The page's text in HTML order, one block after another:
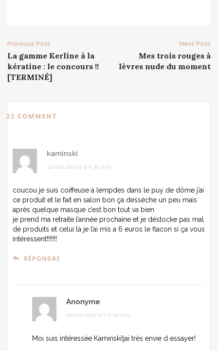
Post
navigation
Previous Post
La gamme Kerline à la
kératine : le concours !!
[TERMINÉ]
Next Post
Mes trois rouges à
lèvres nude du moment
22 COMMENT
kaminski
24 mai 2017 à 9 h 32 min
coucou je suis coiffeuse à lempdes dans le puy de dôme j’ai
ce produit et le fait en salon bon ça dessèche un peu mais
après quelque masque c’est bon tout va bien
je prend ma retraite l’année prochaine et je déstocke pas mal
de produits et celui là je l’ai mis a 6 euros le flacon si ça vous
intéressent!!!!!!!
RÉPONDRE
Anonyme
20 juin 2017 à 0 h 01 min
Moi suis intéressée Kaminski!jai très envie d essayer!